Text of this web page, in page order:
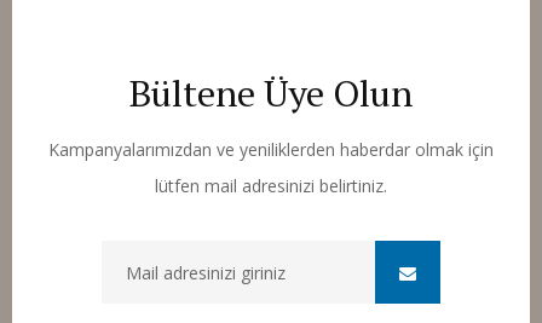
Bültene Üye Olun
Kampanyalarımızdan ve yeniliklerden haberdar olmak için
lütfen mail adresinizi belirtiniz.